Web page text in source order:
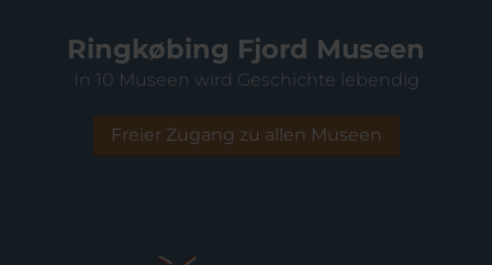
Ringkøbing Fjord Museen
In 10 Museen wird Geschichte lebendig
Freier Zugang zu allen Museen